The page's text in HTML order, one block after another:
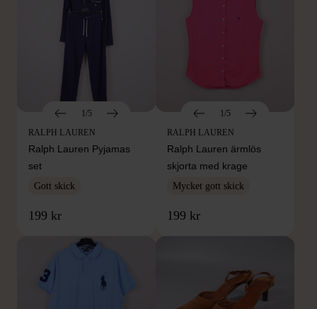
1/5
RALPH LAUREN
Ralph Lauren Pyjamas
set
Gott skick
199 kr
1/5
RALPH LAUREN
Ralph Lauren ärm­lös
skjorta med krage
Mycket gott skick
199 kr